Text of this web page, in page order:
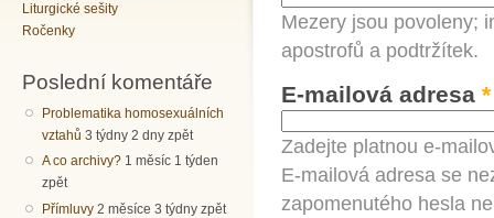
Liturgické sešity
Ročenky
Poslední komentáře
Problematika homosexuálních
vztahů 3 týdny 2 dny zpět
A co archivy? 1 měsíc 1 týden
zpět
Přímluvy 2 měsíce 3 týdny zpět
Mezery jsou povoleny;
apostrofů a podtržítek.
E-mailová adresa *
Zadejte platnou e-
E-mailová adresa se
zapomenutého hesla